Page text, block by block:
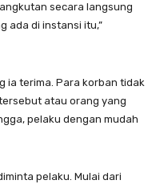
secara langsung
ada di instansi itu,”
ia terima. Para korban tidak
atau orang yang
pelaku dengan mudah
pelaku. Mulai dari